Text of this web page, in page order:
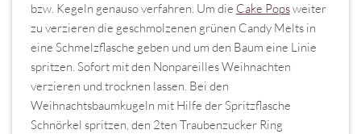
bzw. Kegeln genauso verfahren. Um die Cake Popsweiter
zu verzieren die geschmolzenen grünen Candy Melts in
eine Schmelzflasche geben und um den Baum eine Linie
spritzen. Sofort mit den Nonpareilles Weihnachten
verzieren und trocknen lassen. Bei den
Weihnachtsbaumkugeln mit Hilfe der Spritzflasche
Schnörkel spritzen, den 2ten Traubenzucker Ring